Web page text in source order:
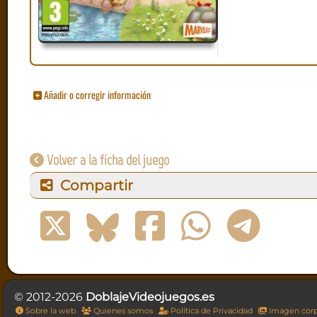
Añadir o corregir información
Volver a la ficha del juego
Compartir
© 2012-2026 DoblajeVideojuegos.es
Sobre la web Quienes somos Política de Privacidad Imagen